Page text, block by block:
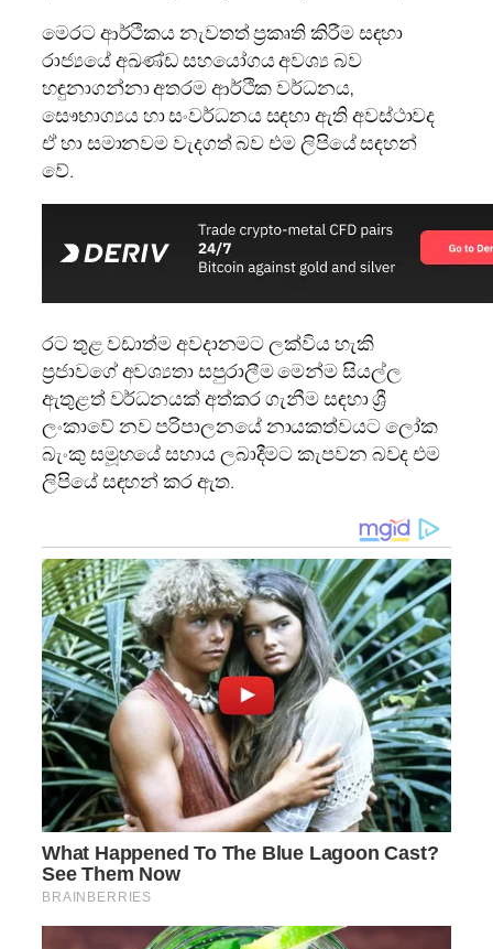
මෙරට ආර්ථිකය නැවතත් ප්‍රකෘති කිරීම සඳහා
රාජ්‍යයේ අඛණ්ඩ සහයෝගය අවශ්‍ය බව
හඳුනාගන්නා අතරම ආර්ථික වර්ධනය,
සෞභාග්‍යය හා සංවර්ධනය සඳහා ඇති අවස්ථාවද
ඒ හා සමානවම වැදගත් බව එම ලිපියේ සඳහන්
වේ.
රට තුළ වඩාත්ම අවදානමට ලක්විය හැකි
ප්‍රජාවගේ අවශ්‍යතා සපුරාලීම මෙන්ම සියල්ල
ඇතුළත් වර්ධනයක් අත්කර ගැනීම සඳහා ශ්‍රී
ලංකාවේ නව පරිපාලනයේ නායකත්වයට ලෝක
බැංකු සමූහයේ සහාය ලබාදීමට කැපවන බවද එම
ලිපියේ සඳහන් කර ඇත.